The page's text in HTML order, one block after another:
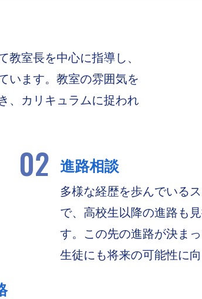
教室長を中心に指導し、
います。教室の雰囲気を
、カリキュラムに捉われ
02 進路相談
多様な経歴を歩んでいる
で、高校生以降の進路も
す。この先の進路が決ま
生徒にも将来の可能性に